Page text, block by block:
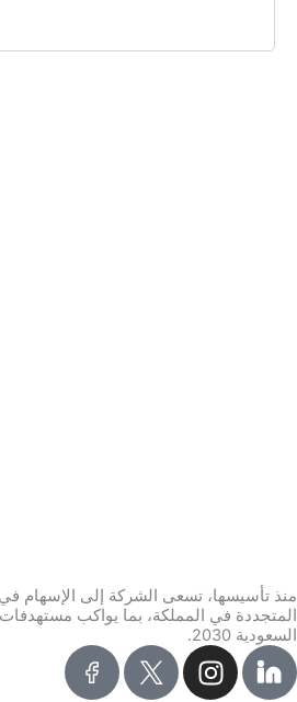
منذ تأسيسها، تسعى الشركة إلى الإسهام
المتجددة في المملكة، بما يواكب مستهدفات
السعودية 2030.
I
n